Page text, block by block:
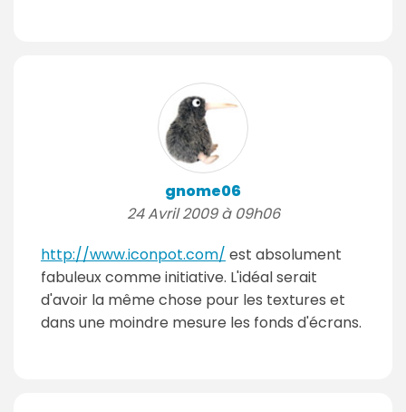
gnome06
24 Avril 2009 à 09h06
http://www.iconpot.com/ est absolument
fabuleux comme initiative. L'idéal serait
d'avoir la même chose pour les textures et
dans une moindre mesure les fonds d'écrans.